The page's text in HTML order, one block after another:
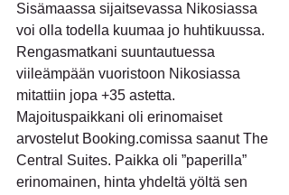
Sisämaassa sijaitsevassa Nikosiassa
voi olla todella kuumaa jo huhtikuussa.
Rengasmatkani suuntautuessa
viileämpään vuoristoon Nikosiassa
mitattiin jopa +35 astetta.
Majoituspaikkani oli erinomaiset
arvostelut Booking.comissa saanut The
Central Suites. Paikka oli ”paperilla”
erinomainen, hinta yhdeltä yöltä sen